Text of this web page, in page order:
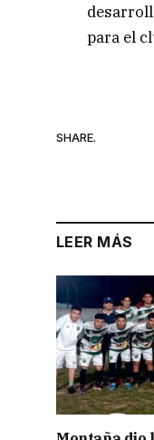
para el
SHARE.
LEER MÁS